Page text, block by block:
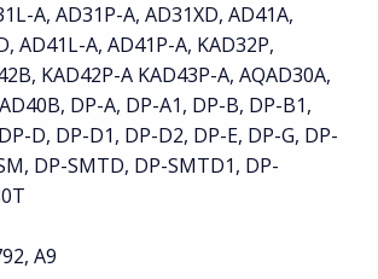
A, AD31P-A, AD31XD, AD41A,
AD41L-A, AD41P-A, KAD32P,
KAD42P-A KAD43P-A, AQAD30A,
DP-A, DP-A1, DP-B, DP-B1,
D, DP-D1, DP-D2, DP-E, DP-G, DP-
DP-SMTD, DP-SMTD1, DP-
A9